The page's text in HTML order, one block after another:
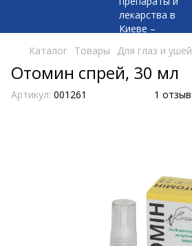
Каталог Товары Для глаз и ушей
Отомин спрей, 30 мл
Артикул: 001261 1 отзыв